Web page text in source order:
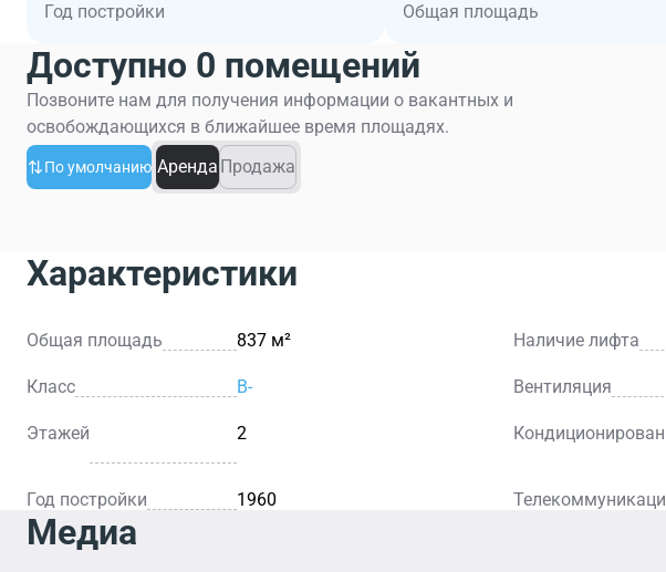
Год постройки Общая площадь
Доступно 0 помещений
Позвоните нам для получения информации о вакантных и
освобождающихся в ближайшее время площадях.
По умолчанию Аренда Продажа
Характеристики
Общая площадь 837 м² Наличие лифта
Класс B- Вентиляция
Этажей 2
Год постройки 1960
Медиа